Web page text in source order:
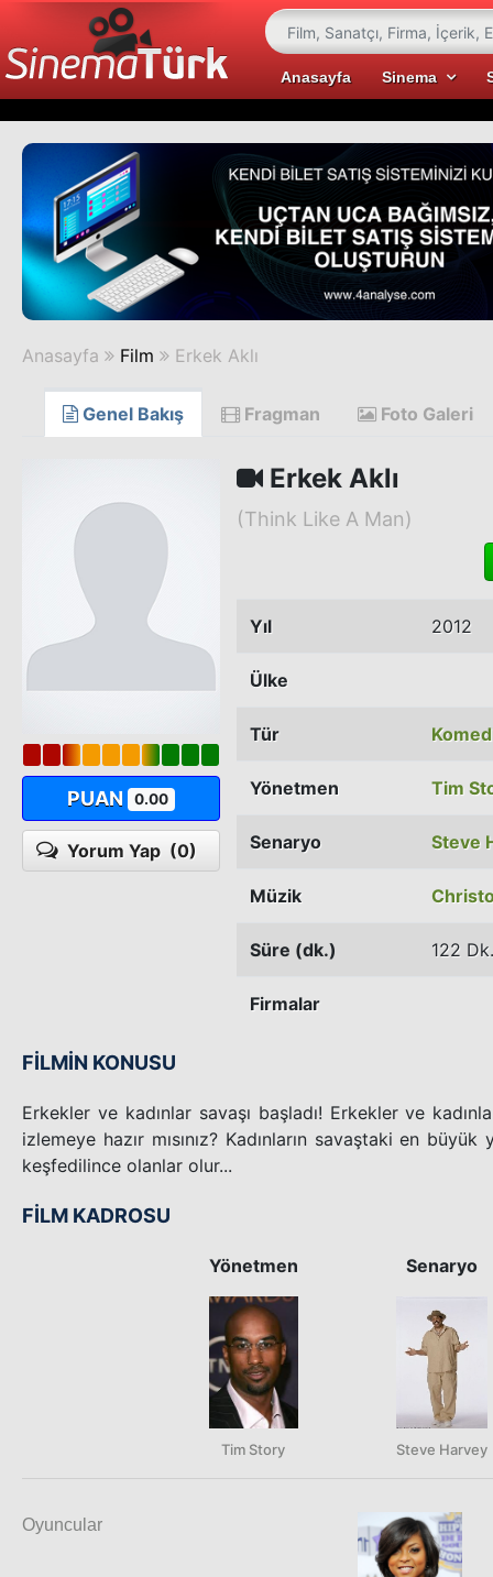
Anasayfa Sinema
Anasayfa Film Erkek Aklı
Genel Bakış Fragman Foto Galeri
PUAN 0.00
Yorum Yap (0)
Erkek Aklı
(Think Like A Man)
Yıl 2012
Ülke
Tür
Yönetmen Tim
Senaryo Steve
Müzik
Süre (dk.) 122 Dk.
Firmalar
FİLMİN KONUSU
Erkekler ve kadınlar savaşı başladı! Erkekler ve
izlemeye hazır mısınız? Kadınların savaştaki en büyük
keşfedilince olanlar olur...
FİLM KADROSU
Yönetmen
Tim Story
Senaryo
Steve Harvey
Oyuncular